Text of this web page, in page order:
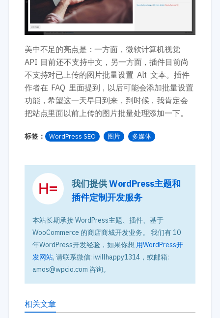
美中不足的亮点是：一方面，微软计算机视觉
API 目前还不支持中文，另一方面，插件目前尚
不支持对已上传的图片批量设置 Alt 文本。插件
作者在 FAQ 里面提到，以后可能会添加批量设置
功能，希望这一天早日到来，到时候，我肯定会
把站点里面以前上传的图片批量处理添加一下。
标签： WordPress SEO 图片 多媒体
我们提供WordPress主题和
插件定制开发服务
本站长期承接 WordPress主题、插件、基于
WooCommerce 的商店商城开发业务。 我们有 10
年WordPress开发经验，如果你想 用WordPress开
发网站, 请联系微信: iwillhappy1314，或邮箱:
amos@wpcio.com 咨询。
相关文章